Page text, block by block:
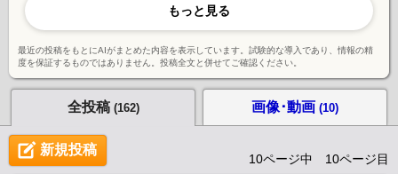
じる声も多く、レア役の重さや期待値とのギャップを指摘す
る意見もある。引き次第で大きく結果が変わる仕様に賛否が
あり、安定志向のユーザーには厳しいとの評価も見られる。
もっと見る
最近の投稿をもとにAIがまとめた内容を表示しています。試験的な導入であり、情報の精
度を保証するものではありません。投稿全文と併せてご確認ください。
全投稿 (162) 画像･動画 (10)
新規投稿
10ページ中 10ページ目